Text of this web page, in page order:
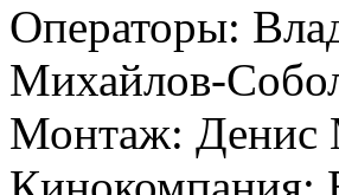
Операторы:
Михайлов-
Монтаж: Денис